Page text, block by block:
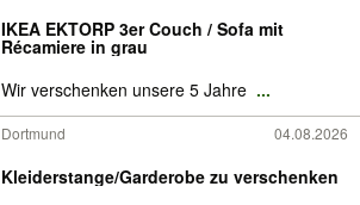
IKEA EKTORP 3er Couch / Sofa mit
Récamiere in grau
Wir verschenken unsere 5 Jahre ...
Dortmund 04.08.2026
Kleiderstange/Garderobe zu verschenken